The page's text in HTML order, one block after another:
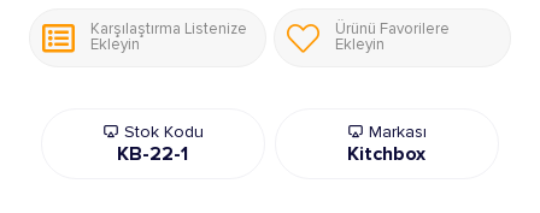
Karşılaştırma Listenize
Ekleyin
Ürünü Favorilere
Ekleyin
Stok Kodu
KB-22-1
Markası
Kitchbox